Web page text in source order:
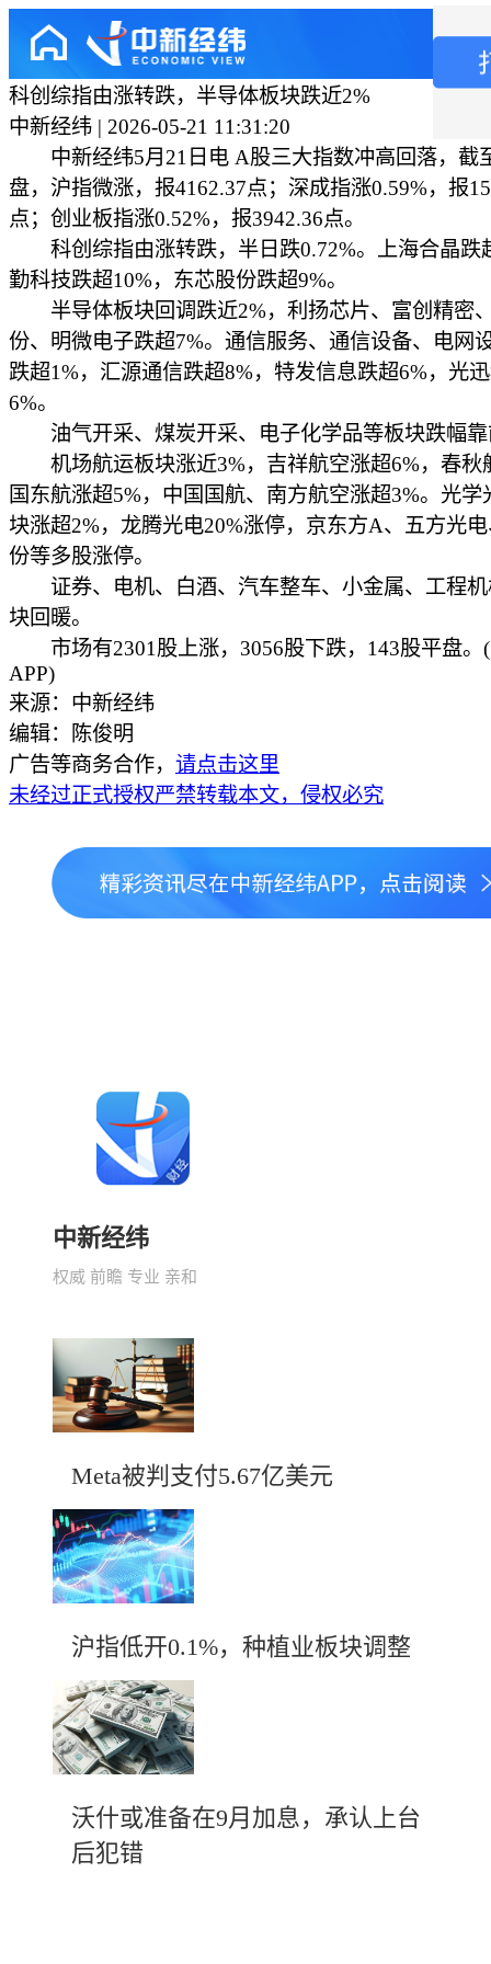
科创综指由涨转跌，半导体板块跌近2%
中新经纬 | 2026-05-21 11:31:20
中新经纬5月21日电 A股三大指数冲高回落，截
盘，沪指微涨，报4162.37点；深成指涨0.59%，报
点；创业板指涨0.52%，报3942.36点。
科创综指由涨转跌，半日跌0.72%。上海合晶跌
勤科技跌超10%，东芯股份跌超9%。
半导体板块回调跌近2%，利扬芯片、富创精密
份、明微电子跌超7%。通信服务、通信设备、电网
跌超1%，汇源通信跌超8%，特发信息跌超6%，光
6%。
油气开采、煤炭开采、电子化学品等板块跌幅靠
机场航运板块涨近3%，吉祥航空涨超6%，春秋
国东航涨超5%，中国国航、南方航空涨超3%。光学
块涨超2%，龙腾光电20%涨停，京东方A、五方光
份等多股涨停。
证券、电机、白酒、汽车整车、小金属、工程机
块回暖。
市场有2301股上涨，3056股下跌，143股平盘。
APP)
来源：中新经纬
编辑：陈俊明
广告等商务合作， 请点击这里
未经过正式授权严禁转载本文，侵权必究
中新经纬
权威 前瞻 专业 亲和
Meta被判支付5.67亿美元
沪指低开0.1%，种植业板块调整
沃什或准备在9月加息，承认上台
后犯错